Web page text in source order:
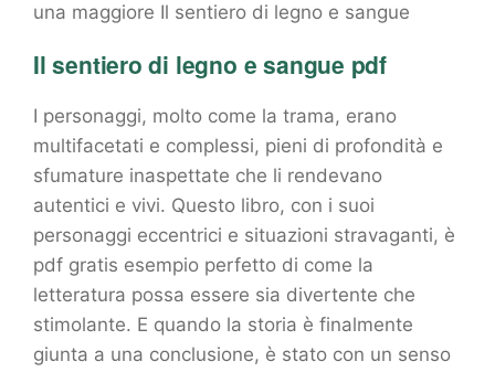
una maggiore Il sentiero di legno e sangue
Il sentiero di legno e sangue pdf
I personaggi, molto come la trama, erano
multifacetati e complessi, pieni di profondità e
sfumature inaspettate che li rendevano
autentici e vivi. Questo libro, con i suoi
personaggi eccentrici e situazioni stravaganti, è
pdf gratis esempio perfetto di come la
letteratura possa essere sia divertente che
stimolante. E quando la storia è finalmente
giunta a una conclusione, è stato con un senso